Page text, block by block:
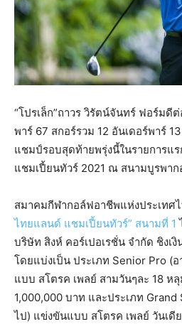
“โปรเล็ก”ถาวร วิรัตน์จันทร์ ฟอร์มดี
พาร์ 67 สกอร์รวม 12 อันเดอร์พาร์
แชมป์รอบสุดท้ายพรุ่งนี้ในรายการแ
แชมเปี้ยนทัวร์ 2021 ณ สนามบูรพา
สมาคมกีฬากอล์ฟอาชีพแห่งประเทศ
ไทยแลนด์ แชมเปี้ยนทัวร์” สนามที่ 1
บริษัท สิงห์ คอร์เปอเรชั่น จำกัด ชิงเงิ
โดยแบ่งเป็น ประเภท Senior Pro (
แบบ สโตรค เพลย์ สามวันๆละ 18 ห
1,000,000 บาท และประเภท
ไป) แข่งขันแบบ สโตรค เพลย์ วันเดีย